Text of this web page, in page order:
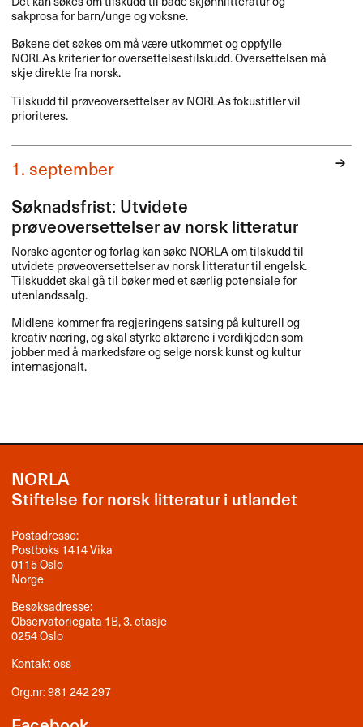
sakprosa for barn/unge og voksne.
Bøkene det søkes om må være utkommet og oppfylle
NORLAs kriterier for oversettelsestilskudd. Oversettelsen må
skje direkte fra norsk.
Tilskudd til prøveoversettelser av NORLAs fokustitler vil
prioriteres.
1. september
Søknadsfrist: Utvidete
prøveoversettelser av norsk litteratur
Norske agenter og forlag kan søkeNORLAom tilskudd til
utvidete prøveoversettelser av norsk litteratur til engelsk.
Tilskuddet skal gå til bøker med et særlig potensiale for
utenlandssalg.
Midlene kommer fra regjeringens satsing på kulturell og
kreativ næring, og skal styrke aktørene i verdikjeden som
jobber med å markedsføre og selge norsk kunst og kultur
internasjonalt.
NORLA
Stiftelse for norsk litteratur i utlandet
Postadresse:
Postboks 1414 Vika
0115 Oslo
Norge
Besøksadresse:
Observatoriegata 1B, 3. etasje
0254 Oslo
Kontakt oss
Org.nr: 981 242 297